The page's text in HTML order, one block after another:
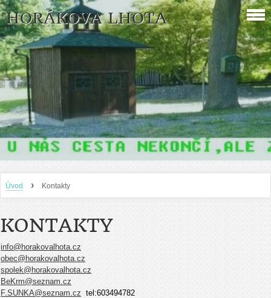
HORÁKOVA LHOTA
Úvod › Kontakty
KONTAKTY
info@horakovalhota.cz
obec@horakovalhota.cz
spolek@horakovalhota.cz
BeKrm@seznam.cz
F.SUNKA@seznam.cz tel:603494782